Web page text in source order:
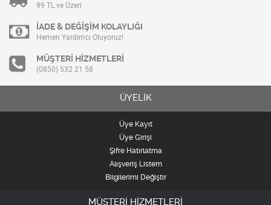
99 TL ve Üzeri
İADE & DEĞİŞİM KOLAYLIĞI
Hemen Yardımcı Oluyoruz!
MÜŞTERİ HİZMETLERİ
(0850) 532 21 58
ÜYELİK
Üye Kayıt
Üye Girişi
Şifre Hatırlatma
Alışveriş Listem
Bilgilerimi Değiştir
MÜŞTERİ HİZMETLERİ